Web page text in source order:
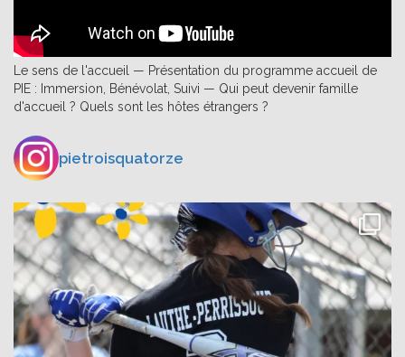
Le sens de l'accueil — Présentation du programme accueil de
PIE : Immersion, Bénévolat, Suivi — Qui peut devenir famille
d'accueil ? Quels sont les hôtes étrangers ?
pietroisquatorze